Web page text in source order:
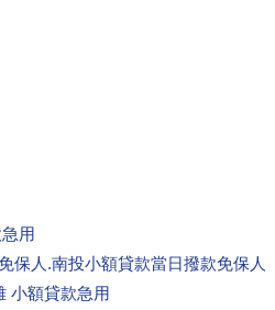
用
保人.南投小額貸款當日撥款免保人
小額貸款急用